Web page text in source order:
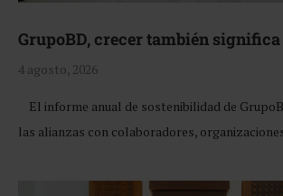
GrupoBD, crecer también
4 agosto, 2026
El informe anual de sostenibilidad de
las alianzas con colaboradores,